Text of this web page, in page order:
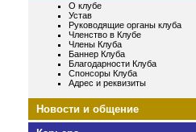
О клубе
Устав
Руководящие органы клуба
Членство в Клубе
Члены Клуба
Баннер Клуба
Благодарности Клуба
Спонсоры Клуба
Адрес и реквизиты
Новости и общение